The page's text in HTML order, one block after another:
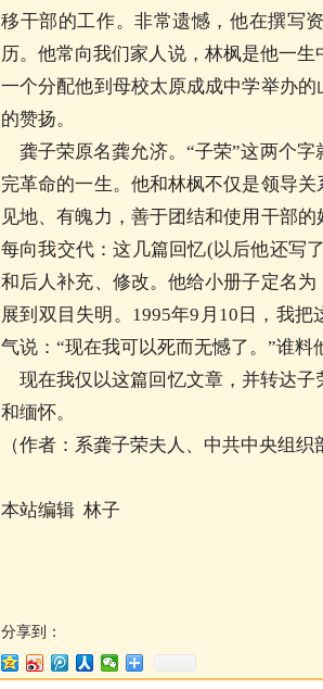
移干部的工作。非常遗憾，他在撰写
历。他常向我们家人说，林枫是他一
一个分配他到母校太原成成中学举办
的赞扬。
龚子荣原名龚允济。“子荣”这两个字
完革命的一生。他和林枫不仅是领导
见地、有魄力，善于团结和使用干部
每向我交代：这几篇回忆(以后他还写
和后人补充、修改。他给小册子定名
展到双目失明。1995年9月10日，我
气说：“现在我可以死而无憾了。”谁料
现在我仅以这篇回忆文章，并转达子
和缅怀。
（作者：系龚子荣夫人、中共中央组
本站编辑 林子
分享到：